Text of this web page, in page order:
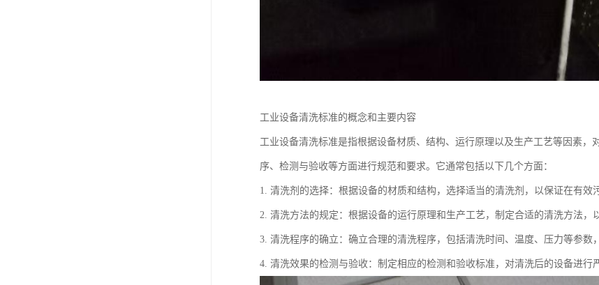
工业设备清洗标准的概念和主要内容
工业设备清洗标准是指根据设备材质、结构、运行原理以及生产工艺等因素
序、检测与验收等方面进行规范和要求。它通常包括以下几个方面：
1. 清洗剂的选择：根据设备的材质和结构，选择适当的清洗剂，以保证在有效
2. 清洗方法的规定：根据设备的运行原理和生产工艺，制定合适的清洗方法，
3. 清洗程序的确立：确立合理的清洗程序，包括清洗时间、温度、压力等参数
4. 清洗效果的检测与验收：制定相应的检测和验收标准，对清洗后的设备进行